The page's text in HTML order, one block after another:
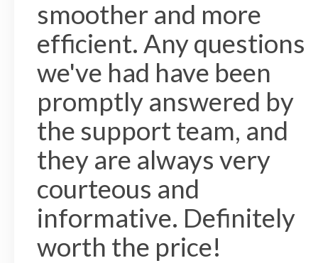
smoother and more
efficient. Any questions
we've had have been
promptly answered by
the support team, and
they are always very
courteous and
informative. Definitely
worth the price!